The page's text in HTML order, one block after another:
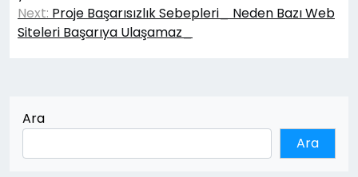
Next: Proje Başarısızlık Sebepleri_ Neden Bazı Web
Siteleri Başarıya Ulaşamaz_
Ara
Ara